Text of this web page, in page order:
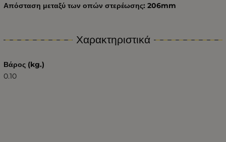
Απόσταση μεταξύ των οπών στερέωσης: 206mm
Χαρακτηριστικά
Βάρος (kg.)
0.10